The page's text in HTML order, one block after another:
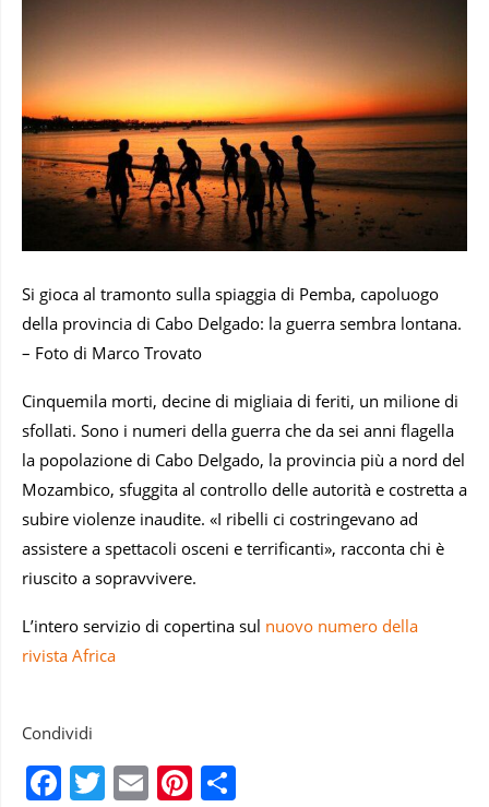
Si gioca al tramonto sulla spiaggia di Pemba, capoluogo
della provincia di Cabo Delgado: la guerra sembra lontana.
– Foto di Marco Trovato
Cinquemila morti, decine di migliaia di feriti, un milione di
sfollati. Sono i numeri della guerra che da sei anni flagella
la popolazione di Cabo Delgado, la provincia più a nord del
Mozambico, sfuggita al controllo delle autorità e costretta a
subire violenze inaudite. «I ribelli ci costringevano ad
assistere a spettacoli osceni e terrificanti», racconta chi è
riuscito a sopravvivere.
L’intero servizio di copertina sul nuovo numero della
rivista Africa
Condividi
Facebook
Twitter
EmailPinterest